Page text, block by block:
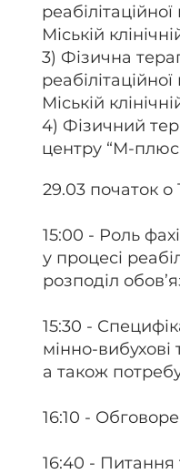
Міській
3) Фізична
Міській
4) Фізичний
центру “М-
29.03 початок о
15:00 - Роль
у процесі
розподіл
15:30 -
мінно-вибухові
а також
16:10 -
16:40 - Питання